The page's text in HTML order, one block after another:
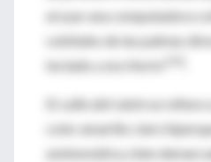
al usar una computadora
cubitales de las palmas
teclado y escritorio
callo del ratón se refiere
color amarillo claro
asintomática, bien